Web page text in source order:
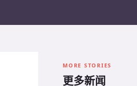
MORE STORIES
更多新闻